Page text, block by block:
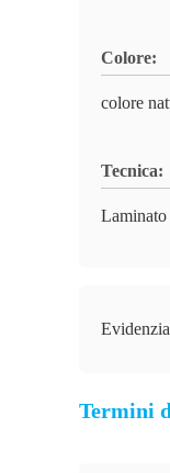
Colore:
colore
Tecnica:
Termini